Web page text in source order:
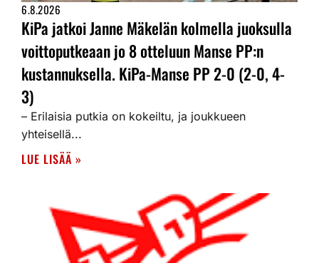
6.8.2026
KiPa jatkoi Janne Mäkelän kolmella juoksulla
voittoputkeaan jo 8 otteluun Manse PP:n
kustannuksella. KiPa-Manse PP 2-0 (2-0, 4-
3)
– Erilaisia putkia on kokeiltu, ja joukkueen
yhteisellä...
LUE LISÄÄ »